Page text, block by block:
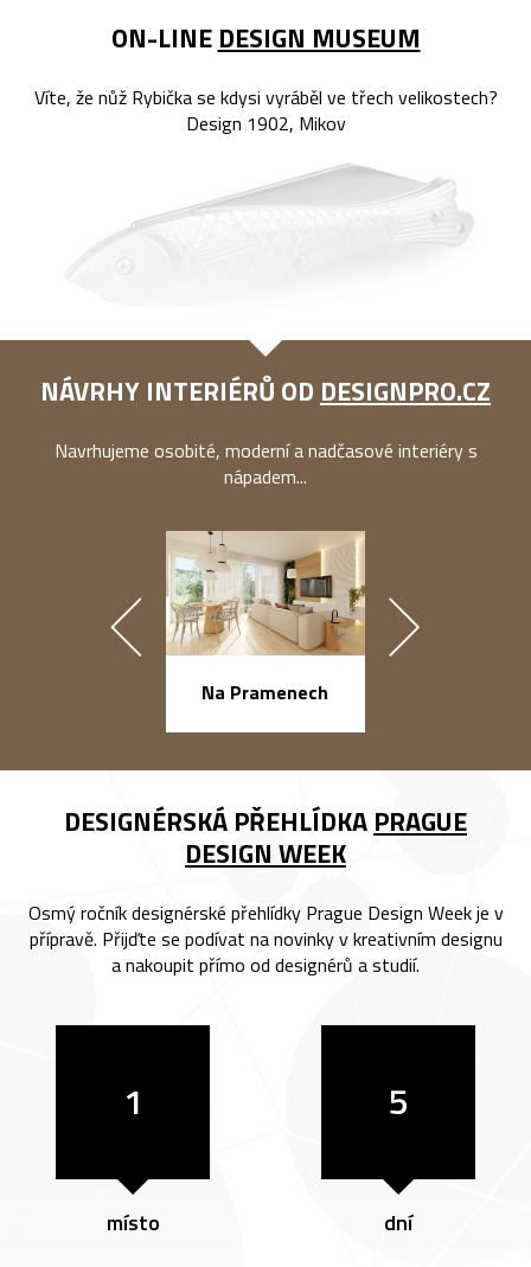
ON-LINE DESIGN MUSEUM
Víte, že nůž Rybička se kdysi vyráběl ve třech velikostech?
Design 1902, Mikov
NÁVRHY INTERIÉRŮ OD DESIGNPRO.CZ
Navrhujeme osobité, moderní a nadčasové interiéry s
nápadem...
Na Pramenech
DESIGNÉRSKÁ PŘEHLÍDKA PRAGUE
DESIGN WEEK
Osmý ročník designérské přehlídky Prague Design Week je v
přípravě. Přijďte se podívat na novinky v kreativním designu
a nakoupit přímo od designérů a studií.
1
místo
5
dní